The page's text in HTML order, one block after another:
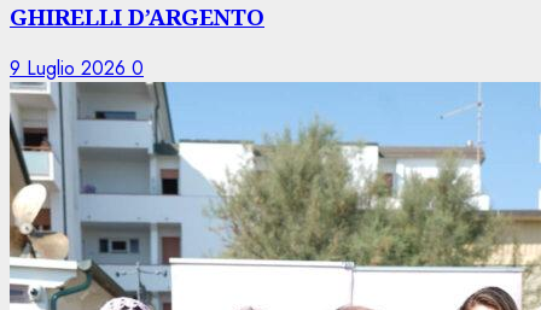
GHIRELLI D’ARGENTO
9 Luglio 2026 0